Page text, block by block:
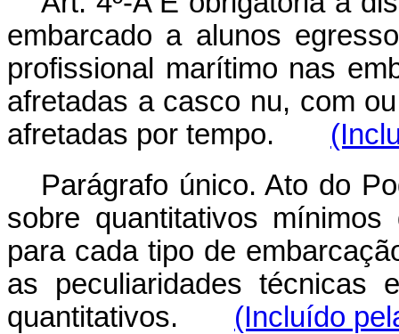
embarcado a alunos
profissional marítimo nas
afretadas a casco nu, com
afretadas por tempo.
Parágrafo único. Ato do
sobre quantitativos
para cada tipo de
as peculiaridades técnicas
quantitativos. (Incluído